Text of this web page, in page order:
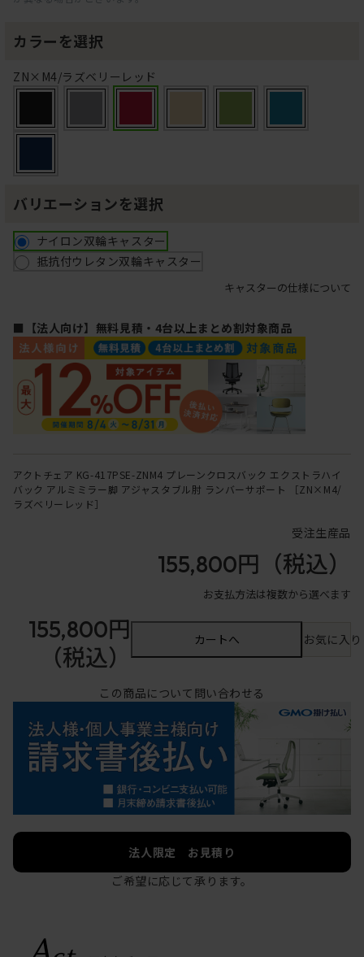
カラーを選択
ZN×M4/ラズベリーレッド
バリエーションを選択
ナイロン双輪キャスター
抵抗付ウレタン双輪キャスター
キャスターの仕様について
■【法人向け】無料見積・4台以上まとめ割対象商品
アクトチェア KG-417PSE-ZNM4 プレーンクロスバック エクストラハイ
バック アルミミラー脚 アジャスタブル肘 ランバーサポート ［ZN×M4/
ラズベリーレッド］
受注生産品
155,800円 （税込）
お支払方法は複数から選べます
155,800円
（税込）
カートへ お気に入
この商品について問い合わせる
法人限定 お見積り
ご希望に応じて承ります。